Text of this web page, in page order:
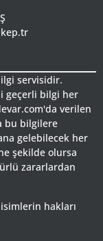
servisidir.
geçerli bilgi her
verilen
bu bilgilere
gelebilecek her
şekilde olursa
zararlardan
hakları